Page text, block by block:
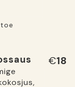
€18